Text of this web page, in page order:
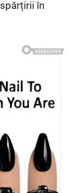
în